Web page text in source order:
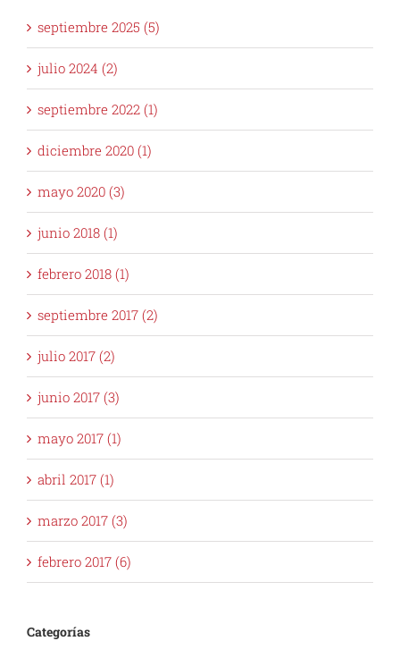
septiembre 2025 (5)
julio 2024 (2)
septiembre 2022 (1)
diciembre 2020 (1)
mayo 2020 (3)
junio 2018 (1)
febrero 2018 (1)
septiembre 2017 (2)
julio 2017 (2)
junio 2017 (3)
mayo 2017 (1)
abril 2017 (1)
marzo 2017 (3)
febrero 2017 (6)
Categorías